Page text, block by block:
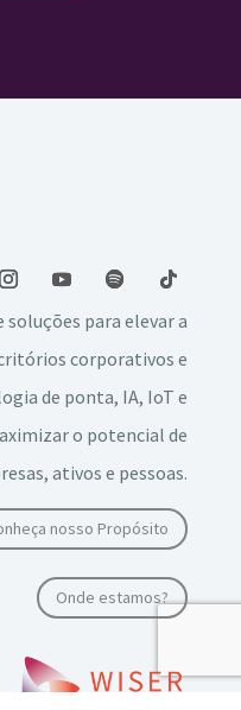
soluções para elevar a
corporativos e
de ponta, IA, IoT e
o potencial de
ativos e pessoas.
nosso Propósito
Onde estamos?